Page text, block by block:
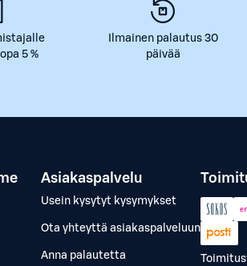
5 %
Ilmainen palautus 30
päivää
Asiakaspalvelu
Usein kysytyt kysymykset
Ota yhteyttä asiakaspalveluun
Anna palautetta